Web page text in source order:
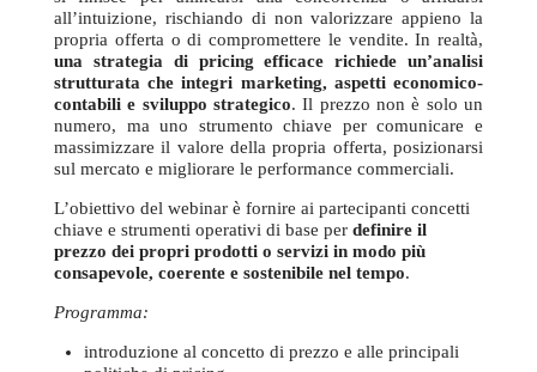
all’intuizione, rischiando di non valorizzare appieno la
propria offerta o di compromettere le vendite. In realtà,
una strategia di pricing efficace richiede un’analisi
strutturata che integri marketing, aspetti economico-
contabili e sviluppo strategico. Il prezzo non è solo un
numero, ma uno strumento chiave per comunicare e
massimizzare il valore della propria offerta, posizionarsi
sul mercato e migliorare le performance commerciali.
L’obiettivo del webinar è fornire ai partecipanti concetti
chiave e strumenti operativi di base per definire il
prezzo dei propri prodotti o servizi in modo più
consapevole, coerente e sostenibile nel tempo.
Programma:
introduzione al concetto di prezzo e alle principali